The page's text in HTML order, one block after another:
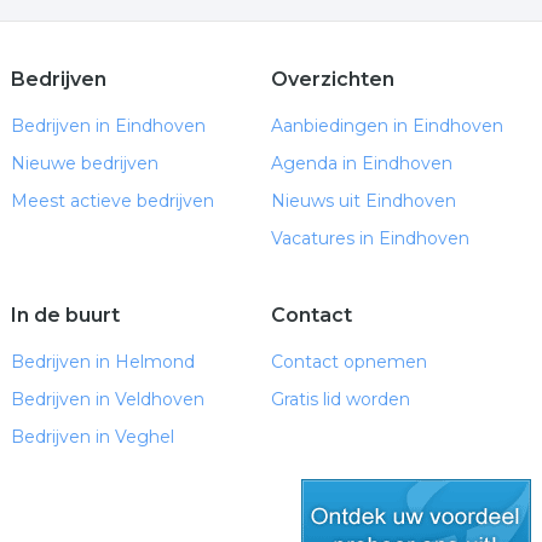
Afzuigkap gat boren — ACTIE €180 | Compleet
Geef je interieur een luxe upgrade: De magie van
Kunststof eetkamerstoelen: stijlvol, praktisch en
tijdloos
Weetje #4: Keizer Kangxi en de bijzondere
Verlichting bij overgangsklachten
Slangencollier
Translucent kleuren
Nieuw in het assortiment: 6 nieuwe Cernit
Translucent kleuren
Ik heb de energie gevolgd: Praktijk Reiju Tai gaat
Robuuste picknicktafels op maat voor jarenlang
Bedrijven
Bedrijven in Eindhoven
Nieuwe bedrijven
Meest actieve bedrijven
Overzichten
Aanbiedingen in Eindhoven
Agenda in Eindhoven
Nieuws uit Eindhoven
Vacatures in Eindhoven
In de buurt
Bedrijven in Helmond
Bedrijven in Veldhoven
Bedrijven in Veghel
Contact
Contact opnemen
Gratis lid worden